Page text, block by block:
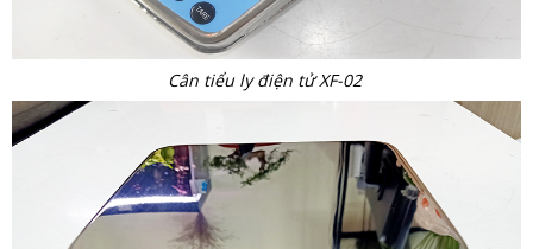
Cân tiểu ly điện tử XF-02